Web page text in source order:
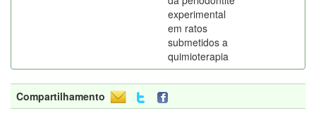
experimental
em ratos
submetidos a
quimioterapia
Compartilhamento